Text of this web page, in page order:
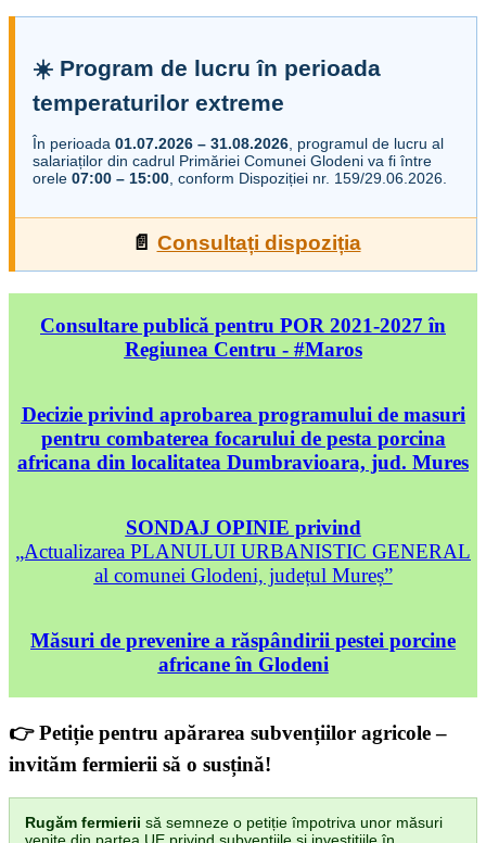
☀️ Program de lucru în perioada
temperaturilor extreme
În perioada 01.07.2026 – 31.08.2026 , programul de lucru al
salariaților din cadrul Primăriei Comunei Glodeni va fi între
orele 07:00 – 15:00 , conform Dispoziției nr. 159/29.06.2026.
📄 Consultați dispoziția
Consultare publică pentru POR 2021-2027 în
Regiunea Centru - #Maros
Decizie privind aprobarea programului de masuri
pentru combaterea focarului de pesta porcina
africana din localitatea Dumbravioara, jud. Mures
SONDAJ OPINIE privind
„Actualizarea PLANULUI URBANISTIC GENERAL
al comunei Glodeni, județul Mureș”
Măsuri de prevenire a răspândirii pestei porcine
africane în Glodeni
👉 Petiție pentru apărarea subvențiilor agricole –
invităm fermierii să o susțină!
Rugăm fermierii să semneze o petiție împotriva unor măsuri
venite din partea UE privind subvențiile și investițiile în